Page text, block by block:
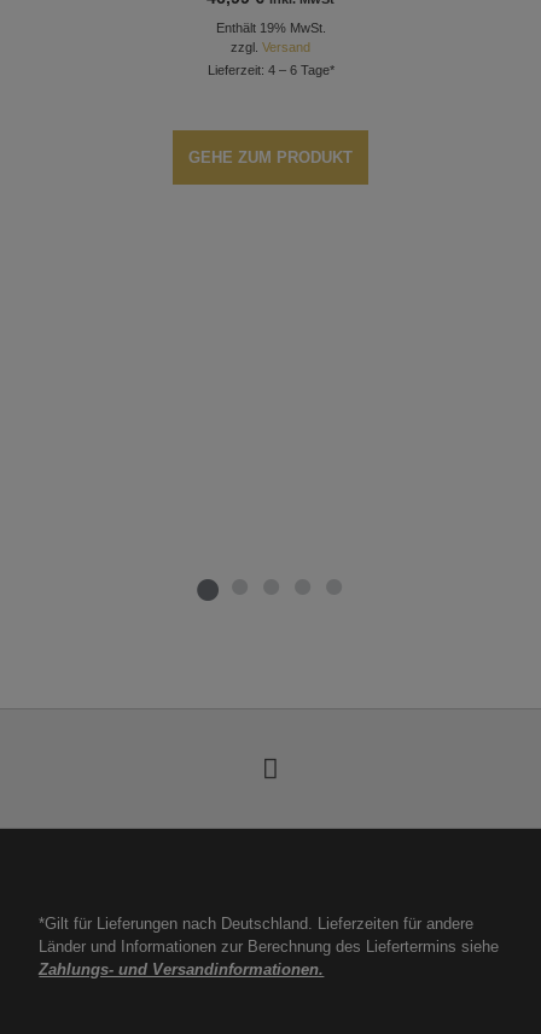
Enthält 19% MwSt.
zzgl.Versand
Lieferzeit: 4 – 6 Tage*
GEHE ZUM PRODUKT
*Gilt für Lieferungen nach Deutschland. Lieferzeiten für andere
Länder und Informationen zur Berechnung des Liefertermins siehe
Zahlungs- und Versandinformationen.